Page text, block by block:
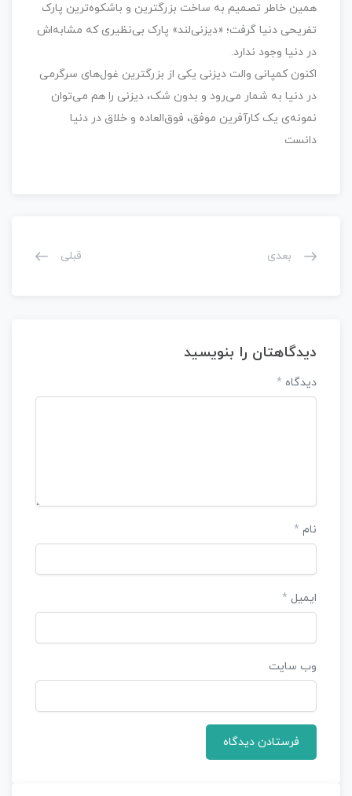
همین خاطر تصمیم به ساخت بزرگترین و باشکوه‌ترین پارک
تفریحی دنیا گرفت؛ «دیزنی‌لند» پارک بی‌نظیری که مشابه‌اش
در دنیا وجود ندارد.
اکنون کمپانی والت دیزنی یکی از بزرگترین غول‌های سرگرمی
در دنیا به شمار می‌رود و بدون شک، دیزنی را هم می‌توان
نمونه‌ی یک کارآفرین موفق، فوق‌العاده و خلاق در دنیا
دانست
بعدی قبلی
دیدگاهتان را بنویسید
دیدگاه *
نام *
ایمیل *
وب‌ سایت